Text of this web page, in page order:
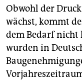
Obwohl der
wächst, kommt
dem Bedarf nicht
wurden in